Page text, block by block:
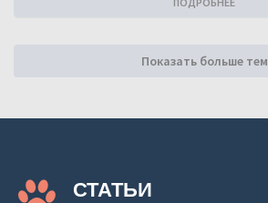
Показать больше тем
СТАТЬИ